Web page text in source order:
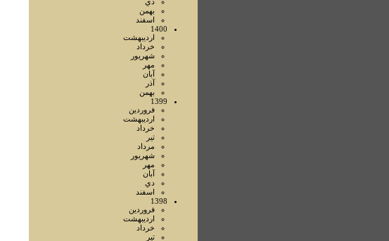
بهمن
اسفند
1400
ارديبهشت
خرداد
شهريور
مهر
آبان
آذر
بهمن
1399
فروردين
ارديبهشت
خرداد
تير
مرداد
شهريور
مهر
آبان
دي
اسفند
1398
فروردين
ارديبهشت
خرداد
تير